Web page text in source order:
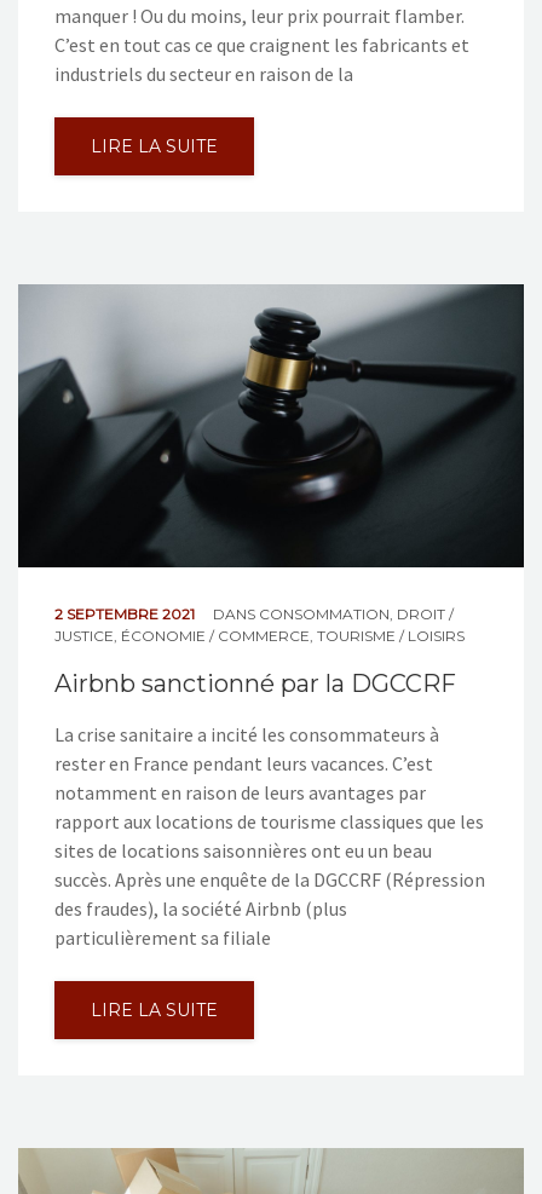
manquer ! Ou du moins, leur prix pourrait flamber.
C’est en tout cas ce que craignent les fabricants et
industriels du secteur en raison de la
LIRE LA SUITE
2 SEPTEMBRE 2021 DANS CONSOMMATION, DROIT /
JUSTICE, ÉCONOMIE / COMMERCE, TOURISME / LOISIRS
Airbnb sanctionné par la DGCCRF
La crise sanitaire a incité les consommateurs à
rester en France pendant leurs vacances. C’est
notamment en raison de leurs avantages par
rapport aux locations de tourisme classiques que les
sites de locations saisonnières ont eu un beau
succès. Après une enquête de la DGCCRF (Répression
des fraudes), la société Airbnb (plus
particulièrement sa filiale
LIRE LA SUITE